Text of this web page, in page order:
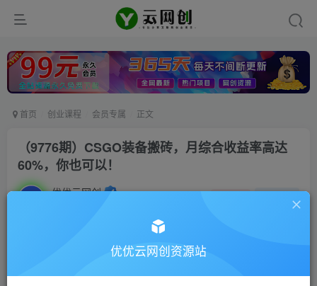
首页 创业课程 会员专属 正文
（9776期）CSGO装备搬砖，月综合收益率高达
60%，你也可以！
优优云网创 私信
优优云网创资源站